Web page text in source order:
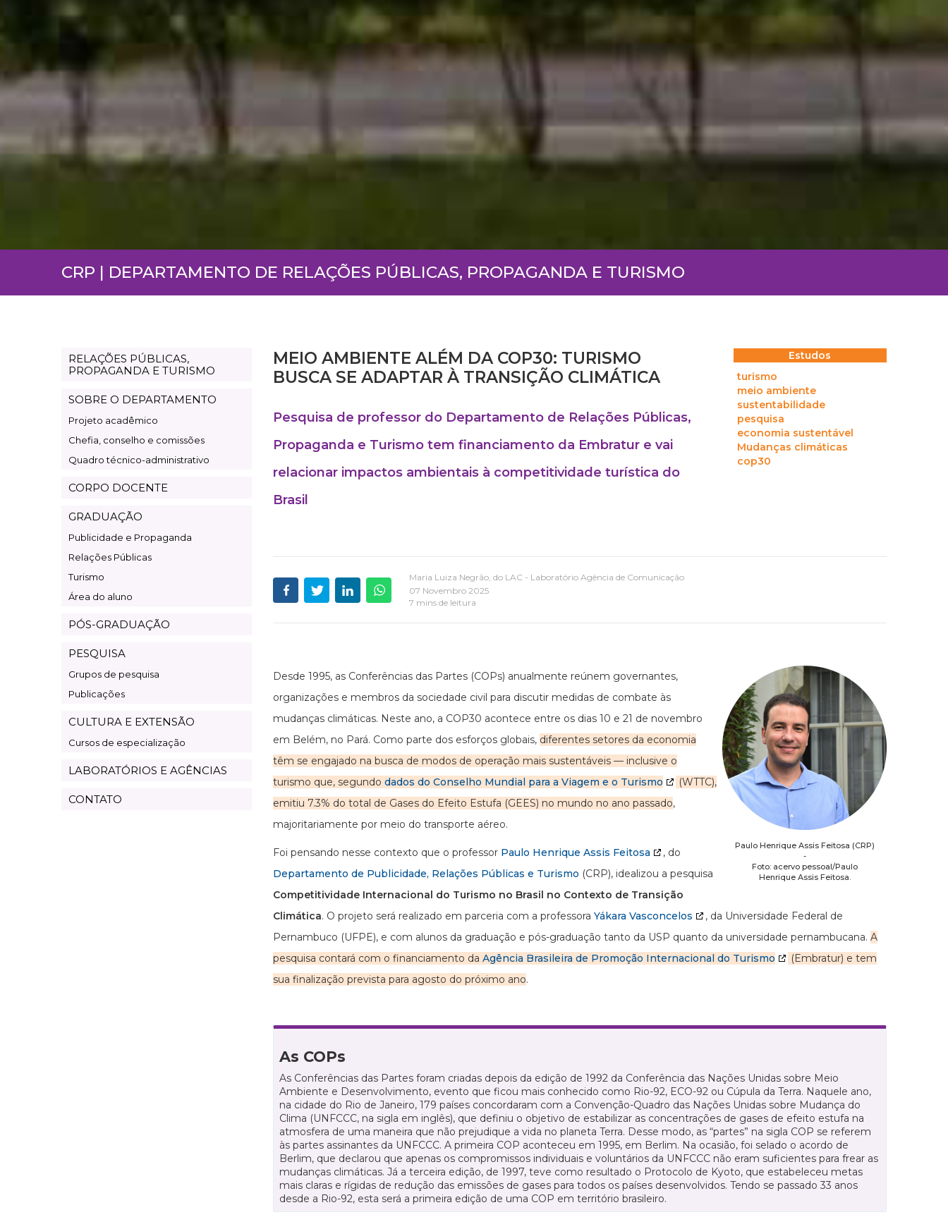
CRP | DEPARTAMENTO DE RELAÇÕES PÚBLICAS, PROPAGANDA E TURISMO
Departamento
Relações
Públicas,
Propaganda
e
Turismo
RELAÇÕES PÚBLICAS,
PROPAGANDA E TURISMO
SOBRE O DEPARTAMENTO
Projeto acadêmico
Chefia, conselho e comissões
Quadro técnico-administrativo
CORPO DOCENTE
GRADUAÇÃO
Publicidade e Propaganda
Relações Públicas
Turismo
Área do aluno
PÓS-GRADUAÇÃO
PESQUISA
Grupos de pesquisa
Publicações
CULTURA E EXTENSÃO
Cursos de especialização
LABORATÓRIOS E AGÊNCIAS
CONTATO
MEIO AMBIENTE ALÉM DA COP30: TURISMO
BUSCA SE ADAPTAR À TRANSIÇÃO CLIMÁTICA
Pesquisa de professor do Departamento de Relações Públicas,
Propaganda e Turismo tem financiamento da Embratur e vai
relacionar impactos ambientais à competitividade turística do
Brasil
Estudos
turismo
meio ambiente
sustentabilidade
pesquisa
economia sustentável
Mudanças climáticas
cop30
Maria Luiza Negrão, do LAC - Laboratório Agência de Comunicação
07 Novembro 2025
7 mins de leitura
Paulo Henrique Assis Feitosa (CRP)
-
Foto: acervo pessoal/Paulo
Henrique Assis Feitosa.
Desde 1995, as Conferências das Partes (COPs) anualmente reúnem governantes,
organizações e membros da sociedade civil para discutir medidas de combate às
mudanças climáticas. Neste ano, a COP30 acontece entre os dias 10 e 21 de novembro
em Belém, no Pará. Como parte dos esforços globais, diferentes setores da economia
têm se engajado na busca de modos de operação mais sustentáveis — inclusive o
turismo que, segundo dados do Conselho Mundial para a Viagem e o Turismo
(WTTC),
emitiu 7.3% do total de Gases do Efeito Estufa (GEES) no mundo no ano passado,
majoritariamente por meio do transporte aéreo.
Foi pensando nesse contexto que o professor Paulo Henrique Assis Feitosa
, do
Departamento de Publicidade, Relações Públicas e Turismo (CRP), idealizou a pesquisa
Competitividade Internacional do Turismo no Brasil no Contexto de Transição
Climática. O projeto será realizado em parceria com a professora Yákara Vasconcelos
, da Universidade Federal de
Pernambuco (UFPE), e com alunos da graduação e pós-graduação tanto da USP quanto da universidade pernambucana. A
pesquisa contará com o financiamento da Agência Brasileira de Promoção Internacional do Turismo
(Embratur) e tem
sua finalização prevista para agosto do próximo ano.
As COPs
As Conferências das Partes foram criadas depois da edição de 1992 da Conferência das Nações Unidas sobre Meio
Ambiente e Desenvolvimento, evento que ficou mais conhecido como Rio-92, ECO-92 ou Cúpula da Terra. Naquele ano,
na cidade do Rio de Janeiro, 179 países concordaram com a Convenção-Quadro das Nações Unidas sobre Mudança do
Clima (UNFCCC, na sigla em inglês), que definiu o objetivo de estabilizar as concentrações de gases de efeito estufa na
atmosfera de uma maneira que não prejudique a vida no planeta Terra. Desse modo, as “partes” na sigla COP se referem
às partes assinantes da UNFCCC. A primeira COP aconteceu em 1995, em Berlim. Na ocasião, foi selado o acordo de
Berlim, que declarou que apenas os compromissos individuais e voluntários da UNFCCC não eram suficientes para frear as
mudanças climáticas. Já a terceira edição, de 1997, teve como resultado o Protocolo de Kyoto, que estabeleceu metas
mais claras e rígidas de redução das emissões de gases para todos os países desenvolvidos. Tendo se passado 33 anos
desde a Rio-92, esta será a primeira edição de uma COP em território brasileiro.